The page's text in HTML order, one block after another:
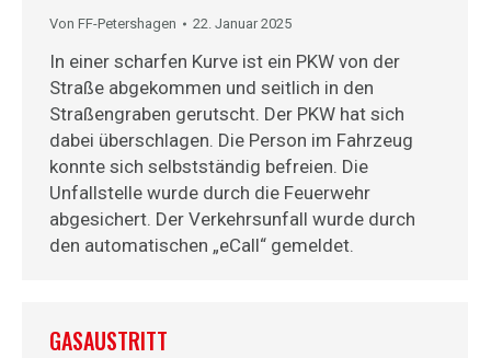
Von FF-Petershagen 22. Januar 2025
In einer scharfen Kurve ist ein PKW von der
Straße abgekommen und seitlich in den
Straßengraben gerutscht. Der PKW hat sich
dabei überschlagen. Die Person im Fahrzeug
konnte sich selbstständig befreien. Die
Unfallstelle wurde durch die Feuerwehr
abgesichert. Der Verkehrsunfall wurde durch
den automatischen „eCall“ gemeldet.
GASAUSTRITT